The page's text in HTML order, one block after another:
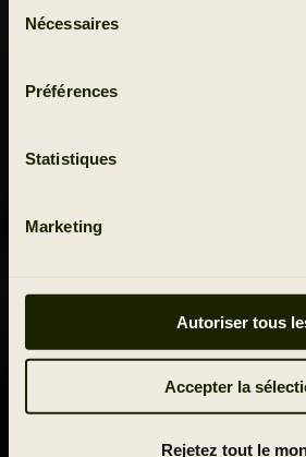
Nécessaires
Préférences
Statistiques
Marketing
Autoriser tous
Accepter la
Rejetez tout le